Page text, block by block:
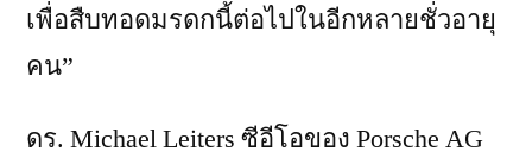
เพื่อสืบทอดมรดกนี้ต่อไปในอีกหลายชั่วอายุ
คน”
ดร. Michael Leiters ซีอีโอของ Porsche AG